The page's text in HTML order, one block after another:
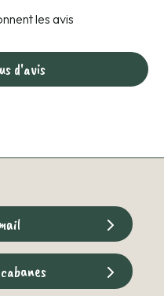
les avis
d'avis